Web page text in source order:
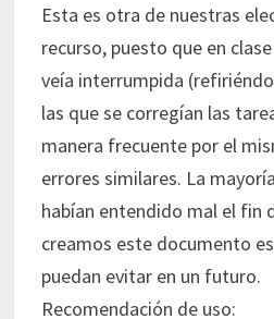
Esta es otra de nuestras
recurso, puesto que en
veía interrumpida
las que se corregían las
manera frecuente por el
errores similares. La
habían entendido mal el fin
creamos este documento
puedan evitar en un futuro.
Recomendación de uso: